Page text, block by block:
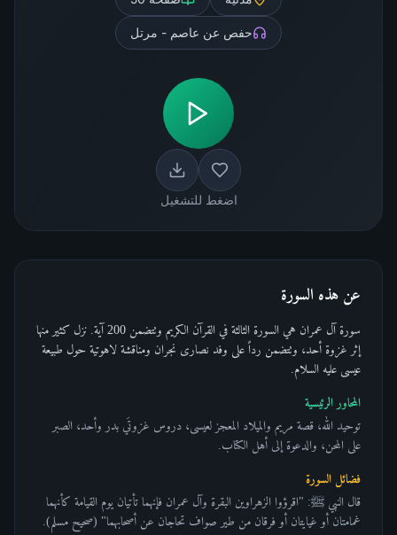
حفص عن عاصم - مرتل
اضغط للتشغيل
عن هذه السورة
سورة آل عمران هي السورة الثالثة في القرآن الكريم وتتضمن 200 آية. نزل كثير منها
إثر غزوة أحد، وتتضمن رداً على وفد نصارى نجران ومناقشة لاهوتية حول طبيعة
عيسى عليه السلام.
المحاور الرئيسية
توحيد الله، قصة مريم والميلاد المعجز لعيسى، دروس غزوتَي بدر وأحد، الصبر
على المحن، والدعوة إلى أهل الكتاب.
فضائل السورة
قال النبي ﷺ: "اقرؤوا الزهراوين البقرة وآل عمران فإنهما تأتيان يوم القيامة كأنهما
غمامتان أو غيايتان أو فرقان من طير صواف تحاجان عن أصحابهما" (صحيح مسلم).